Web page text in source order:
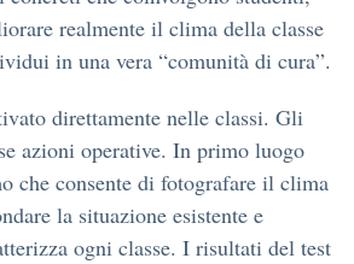
realmente il clima della classe
in una vera “comunità di cura”.
direttamente nelle classi. Gli
azioni operative. In primo luogo
che consente di fotografare il clima
la situazione esistente e
ogni classe. I risultati del test